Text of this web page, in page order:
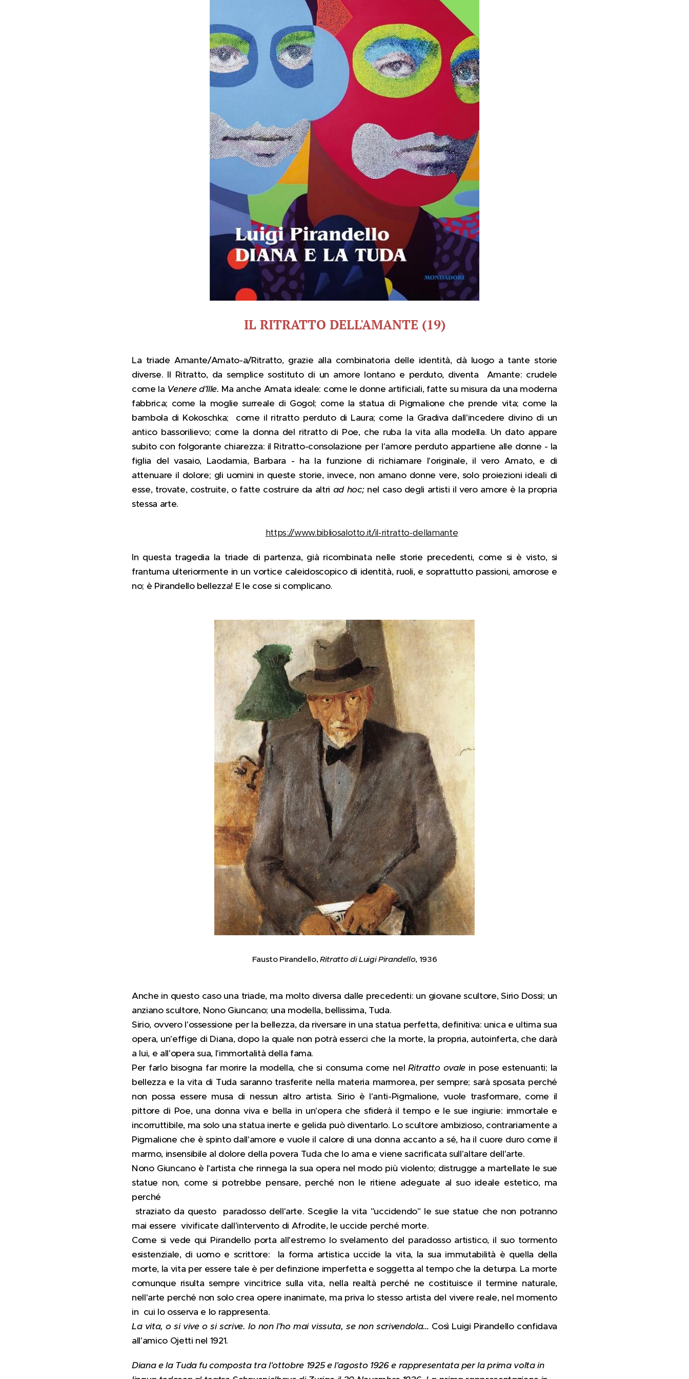
IL RITRATTO DELL'AMANTE (19)
La triade Amante/Amato-a/Ritratto, grazie alla combinatoria delle identità, dà luogo a tante storie
diverse. Il Ritratto, da semplice sostituto di un amore lontano e perduto, diventa Amante: crudele
come la Venere d'Ille. Ma anche Amata ideale: come le donne artificiali, fatte su misura da una moderna
fabbrica; come la moglie surreale di Gogol; come la statua di Pigmalione che prende vita; come la
bambola di Kokoschka; come il ritratto perduto di Laura; come la Gradiva dall'incedere divino di un
antico bassorilievo; come la donna del ritratto di Poe, che ruba la vita alla modella. Un dato appare
subito con folgorante chiarezza: il Ritratto-consolazione per l'amore perduto appartiene alle donne - la
figlia del vasaio, Laodamia, Barbara - ha la funzione di richiamare l'originale, il vero Amato, e di
attenuare il dolore; gli uomini in queste storie, invece, non amano donne vere, solo proiezioni ideali di
esse, trovate, costruite, o fatte costruire da altri ad hoc; nel caso degli artisti il vero amore è la propria
stessa arte.
https://www.bibliosalotto.it/il-ritratto-dellamante
In questa tragedia la triade di partenza, già ricombinata nelle storie precedenti, come si è visto, si
frantuma ulteriormente in un vortice caleidoscopico di identità, ruoli, e soprattutto passioni, amorose e
no; è Pirandello bellezza! E le cose si complicano.
Fausto Pirandello,Ritratto di Luigi Pirandello, 1936
Anche in questo caso una triade, ma molto diversa dalle precedenti: un giovane scultore, Sirio Dossi; un
anziano scultore, Nono Giuncano; una modella, bellissima, Tuda.
Sirio, ovvero l'ossessione per la bellezza, da riversare in una statua perfetta, definitiva: unica e ultima sua
opera, un'effige di Diana, dopo la quale non potrà esserci che la morte, la propria, autoinferta, che darà
a lui, e all'opera sua, l'immortalità della fama.
Per farlo bisogna far morire la modella, che si consuma come nelRitratto ovale in pose estenuanti; la
bellezza e la vita di Tuda saranno trasferite nella materia marmorea, per sempre; sarà sposata perché
non possa essere musa di nessun altro artista. Sirio è l'anti-Pigmalione, vuole trasformare, come il
pittore di Poe, una donna viva e bella in un'opera che sfiderà il tempo e le sue ingiurie: immortale e
incorruttibile, ma solo una statua inerte e gelida può diventarlo. Lo scultore ambizioso, contrariamente a
Pigmalione che è spinto dall'amore e vuole il calore di una donna accanto a sé, ha il cuore duro come il
marmo, insensibile al dolore della povera Tuda che lo ama e viene sacrificata sull'altare dell'arte.
Nono Giuncano è l'artista che rinnega la sua opera nel modo più violento; distrugge a martellate le sue
statue non, come si potrebbe pensare, perché non le ritiene adeguate al suo ideale estetico, ma
perché
straziato da questo paradosso dell'arte. Sceglie la vita "uccidendo" le sue statue che non potranno
mai essere vivificate dall'intervento di Afrodite, le uccide perché morte.
Come si vede qui Pirandello porta all'estremo lo svelamento del paradosso artistico, il suo tormento
esistenziale, di uomo e scrittore: la forma artistica uccide la vita, la sua immutabilità è quella della
morte, la vita per essere tale è per definzione imperfetta e soggetta al tempo che la deturpa. La morte
comunque risulta sempre vincitrice sulla vita, nella realtà perché ne costituisce il termine naturale,
nell'arte perché non solo crea opere inanimate, ma priva lo stesso artista del vivere reale, nel momento
in cui lo osserva e lo rappresenta.
La vita, o si vive o si scrive. Io non l'ho mai vissuta, se non scrivendola… Così Luigi Pirandello confidava
all'amico Ojetti nel 1921.
Diana e la Tuda fu composta tra l'ottobre 1925 e l'agosto 1926 e rappresentata per la prima volta in